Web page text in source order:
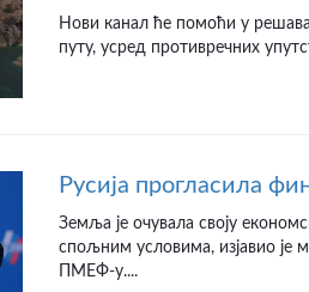
Нови канал ће помоћи у
путу, усред противречних
Русија прогласила
Земља је очувала своју
спољним условима, изјавио је
ПМЕФ-у....